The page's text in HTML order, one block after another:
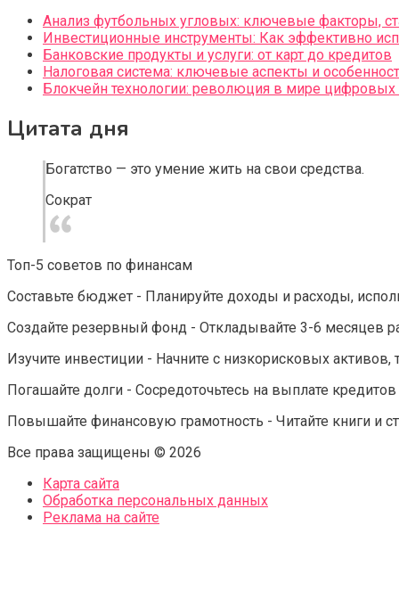
Анализ футбольных угловых: ключевые факторы,
Инвестиционные инструменты: Как эффективно
Банковские продукты и услуги: от карт до кредитов
Налоговая система: ключевые аспекты и
Блокчейн технологии: революция в мире цифровых
Цитата дня
Богатство — это умение жить на свои средства.
Сократ
Топ-5 советов по финансам
Составьте бюджет - Планируйте доходы и расходы,
Создайте резервный фонд - Откладывайте 3-6 месяцев
Изучите инвестиции - Начните с низкорисковых активов,
Погашайте долги - Сосредоточьтесь на выплате
Повышайте финансовую грамотность - Читайте книги и
Все права защищены © 2026
Карта сайта
Обработка персональных данных
Реклама на сайте